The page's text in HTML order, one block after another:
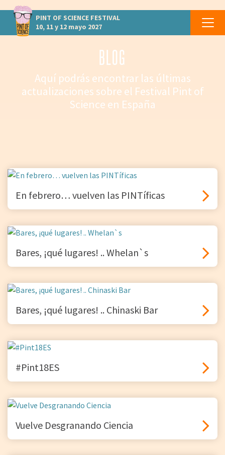
PINT OF SCIENCE FESTIVAL
10, 11 y 12 mayo 2027
BLOG
Aquí podrás encontrar las últimas
actualizaciones sobre el Festival Pint of
Science en España
En febrero… vuelven las PINTíficas
Bares, ¡qué lugares! .. Whelan`s
Bares, ¡qué lugares! .. Chinaski Bar
#Pint18ES
Vuelve Desgranando Ciencia